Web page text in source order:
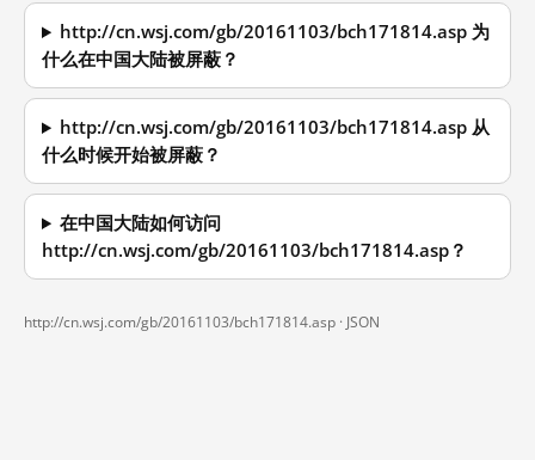
http://cn.wsj.com/gb/20161103/bch171814.asp 为
什么在中国大陆被屏蔽？
http://cn.wsj.com/gb/20161103/bch171814.asp 从
什么时候开始被屏蔽？
在中国大陆如何访问
http://cn.wsj.com/gb/20161103/bch171814.asp？
http://cn.wsj.com/gb/20161103/bch171814.asp · JSON